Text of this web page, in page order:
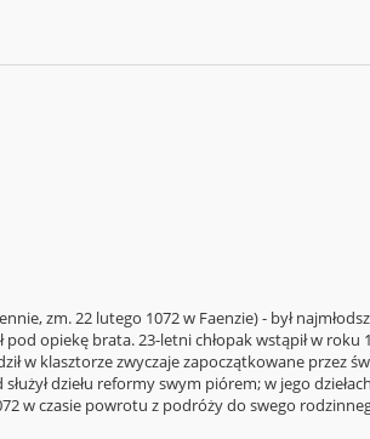
zm. 22 lutego 1072 w Faenzie) - był
opiekę brata. 23-letni chłopak wstąpił w
w klasztorze zwyczaje zapoczątkowane przez
dziełu reformy swym piórem; w jego
w czasie powrotu z podróży do swego